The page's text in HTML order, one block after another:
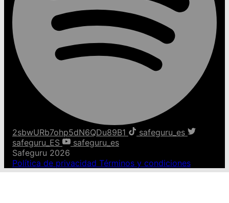
2sbwURb7ohp5dN6QDu89B1
safeguru_es
safeguru_ES
safeguru_es
Safeguru 2026
Política de privacidad Términos y condiciones